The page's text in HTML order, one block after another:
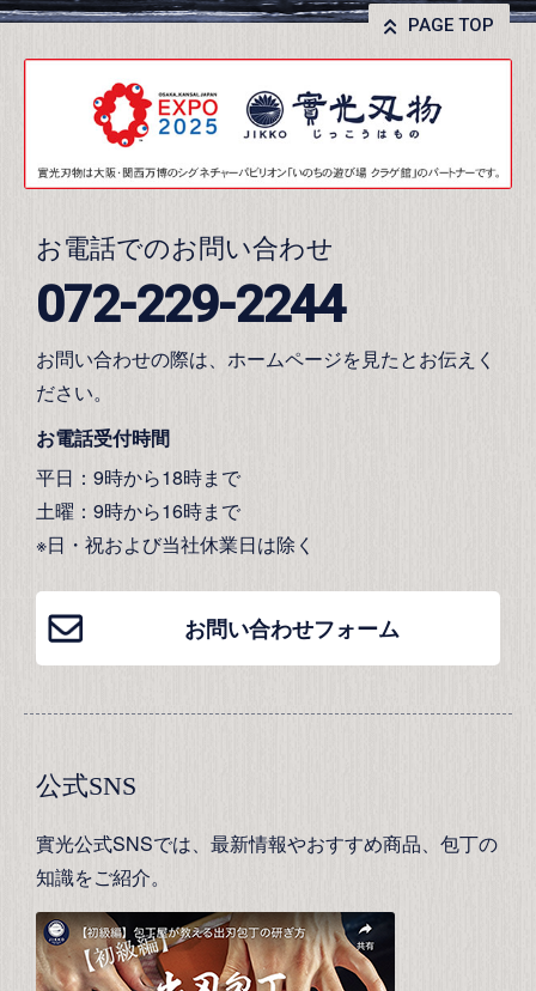
PAGE TOP
お電話でのお問い合わせ
072-229-2244
お問い合わせの際は、ホームページを見たとお伝えく
ださい。
お電話受付時間
平日：9時から18時まで
土曜：9時から16時まで
※日・祝および当社休業日は除く
お問い合わせフォーム
公式SNS
實光公式SNSでは、最新情報やおすすめ商品、包丁の
知識をご紹介。